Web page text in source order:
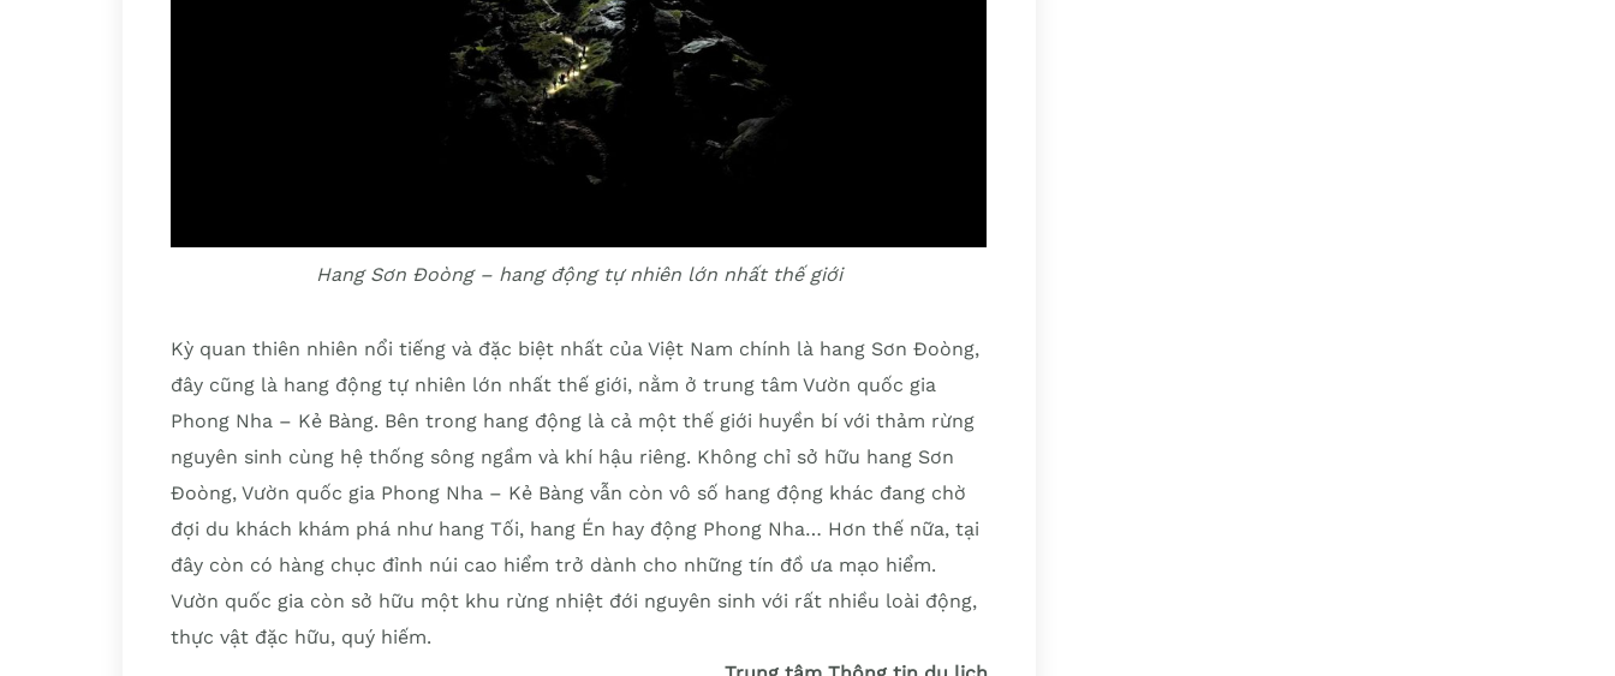
Hang Sơn Đoòng – hang động tự nhiên lớn nhất thế giới
Kỳ quan thiên nhiên nổi tiếng và đặc biệt nhất của Việt Nam chính là hang Sơn Đoòng,
đây cũng là hang động tự nhiên lớn nhất thế giới, nằm ở trung tâm Vườn quốc gia
Phong Nha – Kẻ Bàng. Bên trong hang động là cả một thế giới huyền bí với thảm rừng
nguyên sinh cùng hệ thống sông ngầm và khí hậu riêng. Không chỉ sở hữu hang Sơn
Đoòng, Vườn quốc gia Phong Nha – Kẻ Bàng vẫn còn vô số hang động khác đang chờ
đợi du khách khám phá như hang Tối, hang Én hay động Phong Nha… Hơn thế nữa, tại
đây còn có hàng chục đỉnh núi cao hiểm trở dành cho những tín đồ ưa mạo hiểm.
Vườn quốc gia còn sở hữu một khu rừng nhiệt đới nguyên sinh với rất nhiều loài động,
thực vật đặc hữu, quý hiếm.